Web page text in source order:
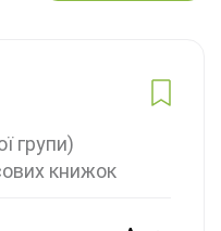
групи)
книжок